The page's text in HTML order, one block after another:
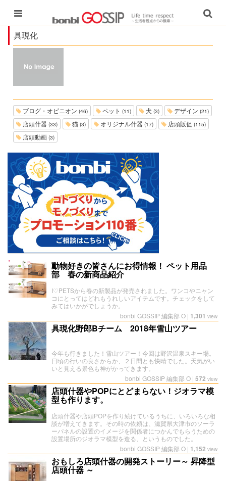
具現化
ブログ・オピニオン (46) ペット (11) 犬 (3) デザイン (21)
店頭什器 (33) 猫 (3) オリジナル什器 (17) 店頭販促 (115)
店頭動画 (3)
動物好きの皆さんにお得情報！ ペット用品
部 春の新商品紹介
I♡PETSから春の新製品が発売されました。ワンコやニャン
コにとってはどれもうれしいアイテムです。チェックをして
みてはいかがでしょうか。
bonbi GOSSIP 編集部 O | 1,301 view
具現化野郎Bチーム 2018年雪山ツアー
今年も行きました！雪山ツアー！今回は野沢温泉スキー場。
日頃の行いの良さからか、２日間とも快晴でした。天気がい
いと見える景色も神がかってきます。
bonbi GOSSIP 編集部 O | 572 view
店頭什器やPOPにとどまらない！ジオラマ模
型も作ります。
店頭什器や店頭POPを作り続けているうちに、いろいろな相
談が増えてきます。その時の依頼は、滋賀県大津市のソーラ
ーパネルの設置のイメージを関係者につかんでもらうための
設置場所のジオラマ模型を造る、というものでした。
bonbi GOSSIP 編集部 O | 1,152 view
おもしろ店頭什器の開発ストーリー～ 昇降型
店頭什器 ～